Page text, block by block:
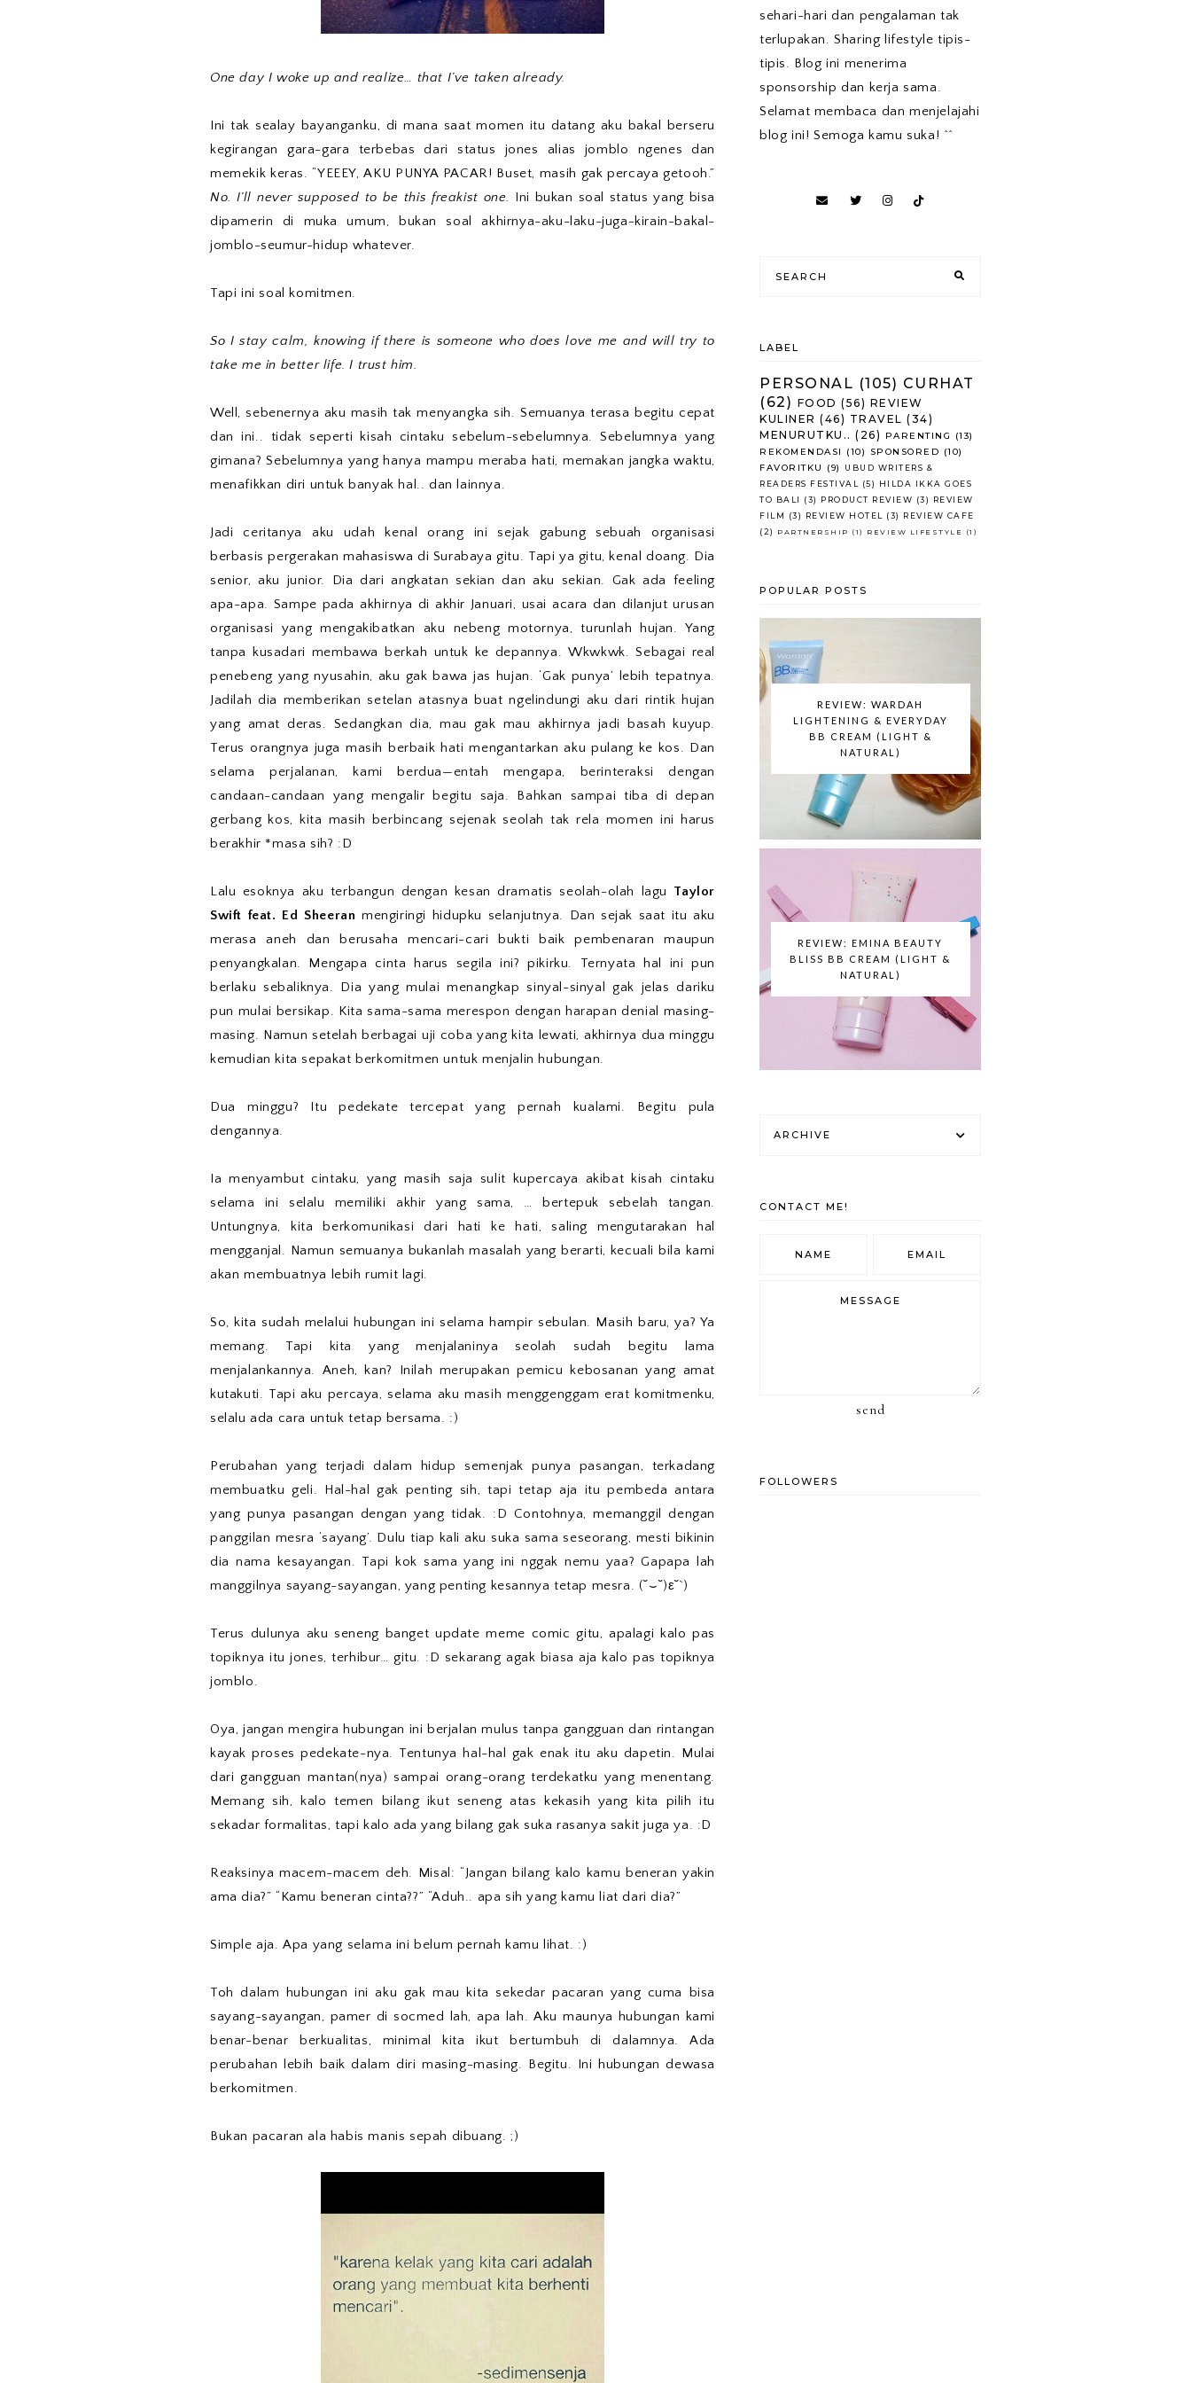
One day I woke up and realize… that I’ve taken already.
Ini tak sealay bayanganku, di mana saat momen itu datang aku bakal berseru
kegirangan gara-gara terbebas dari status jones alias jomblo ngenes dan
memekik keras. “YEEEY, AKU PUNYA PACAR! Buset, masih gak percaya getooh.”
No. I’ll never supposed to be this freakist one. Ini bukan soal status yang bisa
dipamerin di muka umum, bukan soal akhirnya-aku-laku-juga-kirain-bakal-
jomblo-seumur-hidup whatever.
Tapi ini soal komitmen.
So I stay calm, knowing if there is someone who does love me and will try to
take me in better life. I trust him.
Well, sebenernya aku masih tak menyangka sih. Semuanya terasa begitu cepat
dan ini.. tidak seperti kisah cintaku sebelum-sebelumnya. Sebelumnya yang
gimana? Sebelumnya yang hanya mampu meraba hati, memakan jangka waktu,
menafikkan diri untuk banyak hal.. dan lainnya.
Jadi ceritanya aku udah kenal orang ini sejak gabung sebuah organisasi
berbasis pergerakan mahasiswa di Surabaya gitu. Tapi ya gitu, kenal doang. Dia
senior, aku junior. Dia dari angkatan sekian dan aku sekian. Gak ada feeling
apa-apa. Sampe pada akhirnya di akhir Januari, usai acara dan dilanjut urusan
organisasi yang mengakibatkan aku nebeng motornya, turunlah hujan. Yang
tanpa kusadari membawa berkah untuk ke depannya. Wkwkwk. Sebagai real
penebeng yang nyusahin, aku gak bawa jas hujan. ‘Gak punya’ lebih tepatnya.
Jadilah dia memberikan setelan atasnya buat ngelindungi aku dari rintik hujan
yang amat deras. Sedangkan dia, mau gak mau akhirnya jadi basah kuyup.
Terus orangnya juga masih berbaik hati mengantarkan aku pulang ke kos. Dan
selama perjalanan, kami berdua—entah mengapa, berinteraksi dengan
candaan-candaan yang mengalir begitu saja. Bahkan sampai tiba di depan
gerbang kos, kita masih berbincang sejenak seolah tak rela momen ini harus
berakhir *masa sih? :D
Lalu esoknya aku terbangun dengan kesan dramatis seolah-olah lagu Taylor
Swift feat. Ed Sheeran mengiringi hidupku selanjutnya. Dan sejak saat itu aku
merasa aneh dan berusaha mencari-cari bukti baik pembenaran maupun
penyangkalan. Mengapa cinta harus segila ini? pikirku. Ternyata hal ini pun
berlaku sebaliknya. Dia yang mulai menangkap sinyal-sinyal gak jelas dariku
pun mulai bersikap. Kita sama-sama merespon dengan harapan denial masing-
masing. Namun setelah berbagai uji coba yang kita lewati, akhirnya dua minggu
kemudian kita sepakat berkomitmen untuk menjalin hubungan.
Dua minggu? Itu pedekate tercepat yang pernah kualami. Begitu pula
dengannya.
Ia menyambut cintaku, yang masih saja sulit kupercaya akibat kisah cintaku
selama ini selalu memiliki akhir yang sama, … bertepuk sebelah tangan.
Untungnya, kita berkomunikasi dari hati ke hati, saling mengutarakan hal
mengganjal. Namun semuanya bukanlah masalah yang berarti, kecuali bila kami
akan membuatnya lebih rumit lagi.
So, kita sudah melalui hubungan ini selama hampir sebulan. Masih baru, ya? Ya
memang. Tapi kita yang menjalaninya seolah sudah begitu lama
menjalankannya. Aneh, kan? Inilah merupakan pemicu kebosanan yang amat
kutakuti. Tapi aku percaya, selama aku masih menggenggam erat komitmenku,
selalu ada cara untuk tetap bersama. :)
Perubahan yang terjadi dalam hidup semenjak punya pasangan, terkadang
membuatku geli. Hal-hal gak penting sih, tapi tetap aja itu pembeda antara
yang punya pasangan dengan yang tidak. :D Contohnya, memanggil dengan
panggilan mesra ‘sayang’. Dulu tiap kali aku suka sama seseorang, mesti bikinin
dia nama kesayangan. Tapi kok sama yang ini nggak nemu yaa? Gapapa lah
manggilnya sayang-sayangan, yang penting kesannya tetap mesra. (˘⌣˘)ε˘`)
Terus dulunya aku seneng banget update meme comic gitu, apalagi kalo pas
topiknya itu jones, terhibur… gitu. :D sekarang agak biasa aja kalo pas topiknya
jomblo.
Oya, jangan mengira hubungan ini berjalan mulus tanpa gangguan dan rintangan
kayak proses pedekate-nya. Tentunya hal-hal gak enak itu aku dapetin. Mulai
dari gangguan mantan(nya) sampai orang-orang terdekatku yang menentang.
Memang sih, kalo temen bilang ikut seneng atas kekasih yang kita pilih itu
sekadar formalitas, tapi kalo ada yang bilang gak suka rasanya sakit juga ya. :D
Reaksinya macem-macem deh. Misal: “Jangan bilang kalo kamu beneran yakin
ama dia?” “Kamu beneran cinta??” “Aduh.. apa sih yang kamu liat dari dia?”
Simple aja. Apa yang selama ini belum pernah kamu lihat. :)
Toh dalam hubungan ini aku gak mau kita sekedar pacaran yang cuma bisa
sayang-sayangan, pamer di socmed lah, apa lah. Aku maunya hubungan kami
benar-benar berkualitas, minimal kita ikut bertumbuh di dalamnya. Ada
perubahan lebih baik dalam diri masing-masing. Begitu. Ini hubungan dewasa
berkomitmen.
Bukan pacaran ala habis manis sepah dibuang. ;)
sehari-hari dan pengalaman tak
terlupakan. Sharing lifestyle tipis-
tipis. Blog ini menerima
sponsorship dan kerja sama.
Selamat membaca dan menjelajahi
blog ini! Semoga kamu suka! ^^
LABEL
PERSONAL (105) CURHAT
(62) FOOD (56) REVIEW
KULINER (46) TRAVEL (34)
MENURUTKU.. (26) PARENTING
(13)
REKOMENDASI
(10) SPONSORED (10)
FAVORITKU
(9)
UBUD WRITERS &
READERS FESTIVAL
(5)
HILDA IKKA GOES
TO BALI
(3) PRODUCT REVIEW (3)
REVIEW
FILM
(3) REVIEW HOTEL (3)
REVIEW CAFE
(2)
PARTNERSHIP (1) REVIEW LIFESTYLE (1)
POPULAR POSTS
REVIEW: WARDAH
LIGHTENING & EVERYDAY
BB CREAM (LIGHT &
NATURAL)
REVIEW: EMINA BEAUTY
BLISS BB CREAM (LIGHT &
NATURAL)
ARCHIVE
CONTACT ME!
send
FOLLOWERS